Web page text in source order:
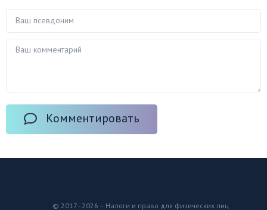
Комментировать
© 2017–2026 – Налоги и право для физических лиц